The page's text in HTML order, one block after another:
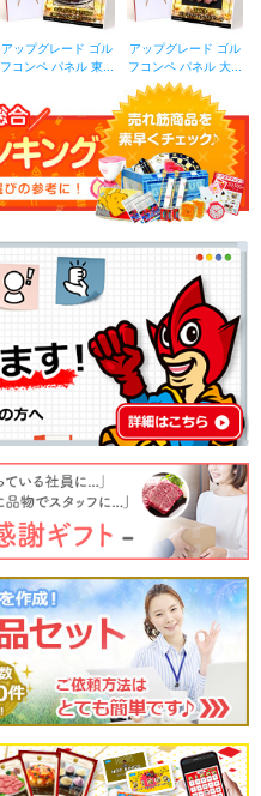
アップグレード ゴル
フコンペ パネル 東...
アップグレード ゴル
フコンペ パネル 大...